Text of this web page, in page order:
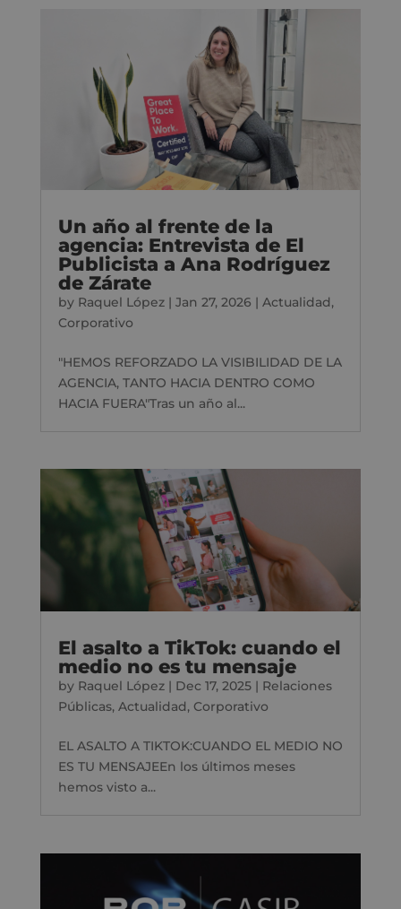
Un año al frente de la
agencia: Entrevista de El
Publicista a Ana Rodríguez
de Zárate
by Raquel López| Jan 27, 2026 | Actualidad,
Corporativo
"HEMOS REFORZADO LA VISIBILIDAD DE LA
AGENCIA, TANTO HACIA DENTRO COMO
HACIA FUERA"Tras un año al...
El asalto a TikTok: cuando el
medio no es tu mensaje
by Raquel López| Dec 17, 2025| Relaciones
Públicas, Actualidad, Corporativo
EL ASALTO A TIKTOK:CUANDO EL MEDIO NO
ES TU MENSAJEEn los últimos meses
hemos visto a...